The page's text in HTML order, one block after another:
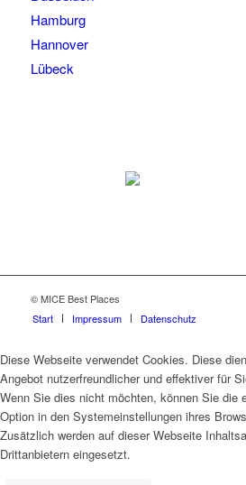
Hamburg
Hannover
Lübeck
© MICE Best Places
Start
Impressum Datenschutz
Diese Webseite verwendet Cookies. Diese
Angebot nutzerfreundlicher und effektiver für
Wenn Sie dies nicht möchten, können Sie die
Option in den Systemeinstellungen ihres
Zusätzlich werden auf dieser Webseite
Drittanbietern eingesetzt.